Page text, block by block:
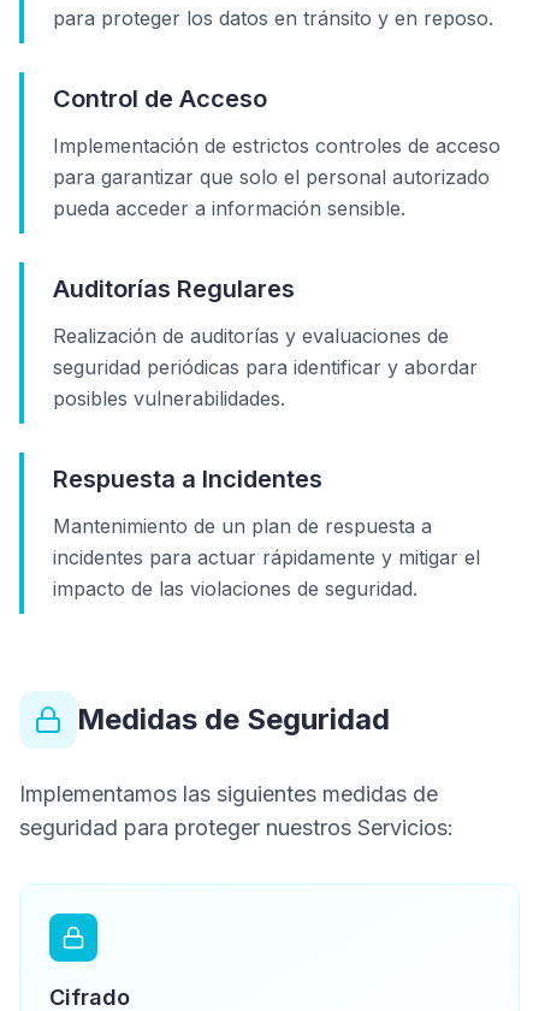
para proteger los datos en tránsito y en reposo.
Control de Acceso
Implementación de estrictos controles de acceso
para garantizar que solo el personal autorizado
pueda acceder a información sensible.
Auditorías Regulares
Realización de auditorías y evaluaciones de
seguridad periódicas para identificar y abordar
posibles vulnerabilidades.
Respuesta a Incidentes
Mantenimiento de un plan de respuesta a
incidentes para actuar rápidamente y mitigar el
impacto de las violaciones de seguridad.
Medidas de Seguridad
Implementamos las siguientes medidas de
seguridad para proteger nuestros Servicios:
Cifrado